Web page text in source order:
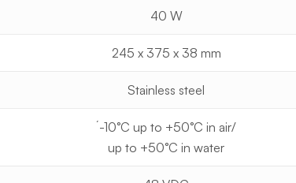
40 W
245 x 375 x 38 mm
Stainless steel
´-10°C up to +50°C in air/
up to +50°C in water